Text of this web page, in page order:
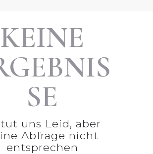
KEINE
SE
tut uns Leid, aber
Abfrage nicht
entsprechen